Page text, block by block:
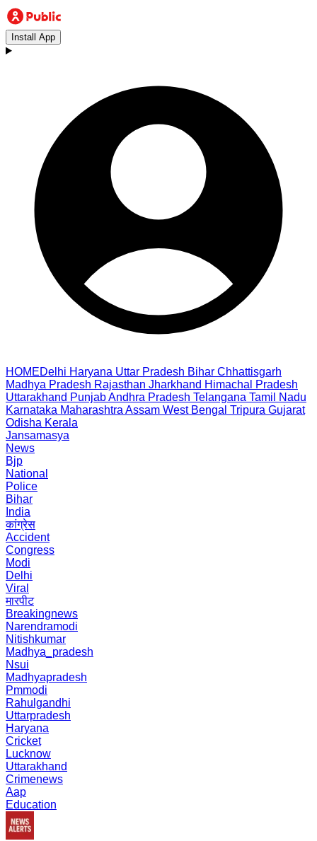
Install App
HOMEDelhi Haryana Uttar Pradesh Bihar Chhattisgarh
Madhya Pradesh Rajasthan Jharkhand Himachal Pradesh
Uttarakhand PunjabAndhra Pradesh Telangana Tamil Nadu
Karnataka Maharashtra Assam West Bengal Tripura Gujarat
Odisha Kerala
Jansamasya
News
Bjp
National
Police
Bihar
India
कांग्रेस
Accident
Congress
Modi
Delhi
Viral
मारपीट
Breakingnews
Narendramodi
Nitishkumar
Madhya_pradesh
Nsui
Madhyapradesh
Pmmodi
Rahulgandhi
Uttarpradesh
Haryana
Cricket
Lucknow
Uttarakhand
Crimenews
Aap
Education